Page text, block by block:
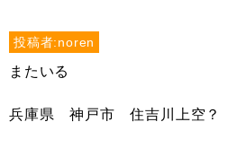
投稿者:noren
またいる
兵庫県 神戸市 住吉川上空？